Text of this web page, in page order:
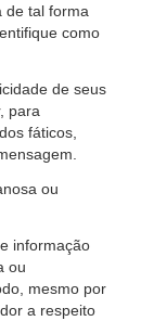
de tal forma
como
de seus
para
fáticos,
ou
informação
ou
mesmo por
a respeito